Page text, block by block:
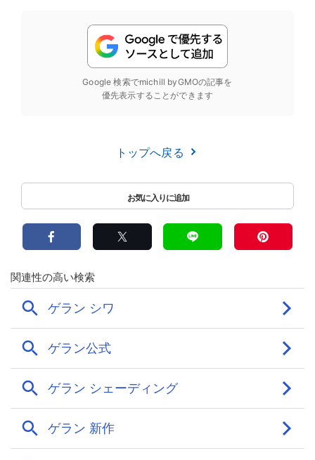
Google 検索でmichill byGMOの記事を
優先表示することができます
トップへ戻る